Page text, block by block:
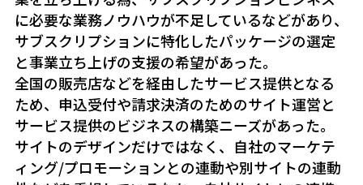
に必要な業務ノウハウが不足しているなどがあり、
サブスクリプションに特化したパッケージの選定
と事業立ち上げの支援の希望があった。
全国の販売店などを経由したサービス提供となる
ため、申込受付や請求決済のためのサイト運営と
サービス提供のビジネスの構築ニーズがあった。
サイトのデザインだけではなく、自社のマーケテ
ィング/プロモーションとの連動や別サイトの連動